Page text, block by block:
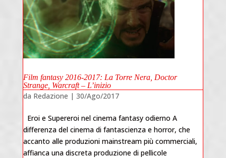
Film fantasy 2016-2017: La Torre Nera, Doctor
Strange, Warcraft – L’inizio
da Redazione | 30/Ago/2017
Eroi e Supereroi nel cinema fantasy odierno A
differenza del cinema di fantascienza e horror, che
accanto alle produzioni mainstream più commerciali,
affianca una discreta produzione di pellicole